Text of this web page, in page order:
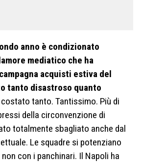
anno è condizionato
mediatico che ha
acquisti estiva del
tanto disastroso quanto
costato tanto. Tantissimo. Più di
della circonvenzione di
totalmente sbagliato anche dal
Le squadre si potenziano
con i panchinari. Il Napoli ha